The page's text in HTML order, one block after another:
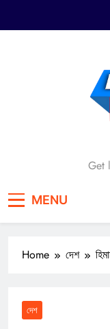
Get
MENU
Home দেশ
দেশ